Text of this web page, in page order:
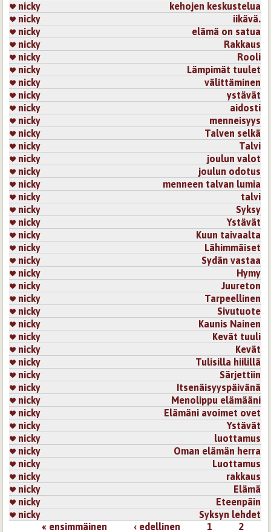
nicky
kehojen keskustelua
nicky
iikävä.
nicky
elämä on satua
nicky
Rakkaus
nicky
Rooli
nicky
Lämpimät tuulet
nicky
välittäminen
nicky
ystävät
nicky
aidosti
nicky
menneisyys
nicky
Talven selkä
nicky
Talvi
nicky
joulun valot
nicky
joulun odotus
nicky
menneen talvan lumia
nicky
talvi
nicky
Syksy
nicky
Ystävät
nicky
Kuun taivaalta
nicky
Lähimmäiset
nicky
Sydän vastaa
nicky
Hymy
nicky
Juureton
nicky
Tarpeellinen
nicky
Sivutuote
nicky
Kaunis Nainen
nicky
Kevät tuuli
nicky
Kevät
nicky
Tulisilla hiilillä
nicky
Särjettiin
nicky
Itsenäisyyspäivänä
nicky
Menolippu elämääni
nicky
Elämäni avoimet ovet
nicky
Ystävät
nicky
luottamus
nicky
Oman elämän herra
nicky
Luottamus
nicky
rakkaus
nicky
Elämä
nicky
Eteenpäin
nicky
Syksyn lehdet
« ensimmäinen ‹ edellinen 1
2